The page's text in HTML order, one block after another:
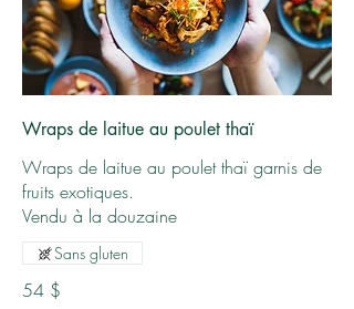
Wraps de laitue au poulet thaï
Wraps de laitue au poulet thaï garnis de
fruits exotiques.
54 $
Sans gluten